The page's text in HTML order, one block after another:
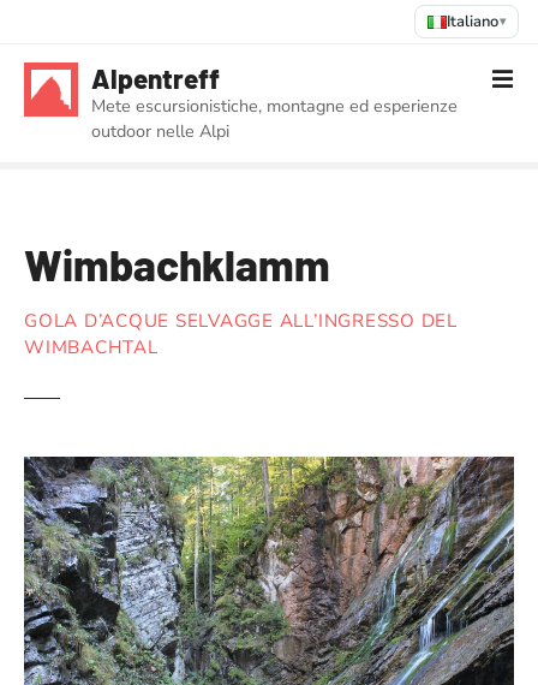
Italiano▾
Alpentreff
Mete escursionistiche, montagne ed esperienze
outdoor nelle Alpi
Wimbachklamm
GOLA D’ACQUE SELVAGGE ALL’INGRESSO DEL
WIMBACHTAL